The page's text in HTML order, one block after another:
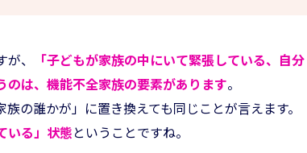
、
「子どもが家族の中にいて緊張している、自分
は、機能不全家族の要素があります。
の誰かが」に置き換えても同じことが言えます。
いる」状態ということですね。